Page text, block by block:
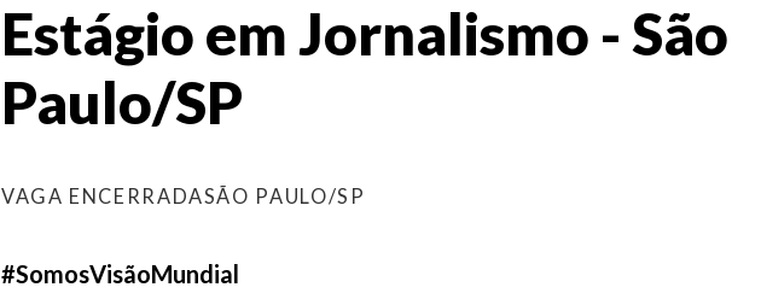
Estágio em Jornalismo - São
Paulo/SP
VAGA ENCERRADASÃO PAULO/SP
#SomosVisãoMundial